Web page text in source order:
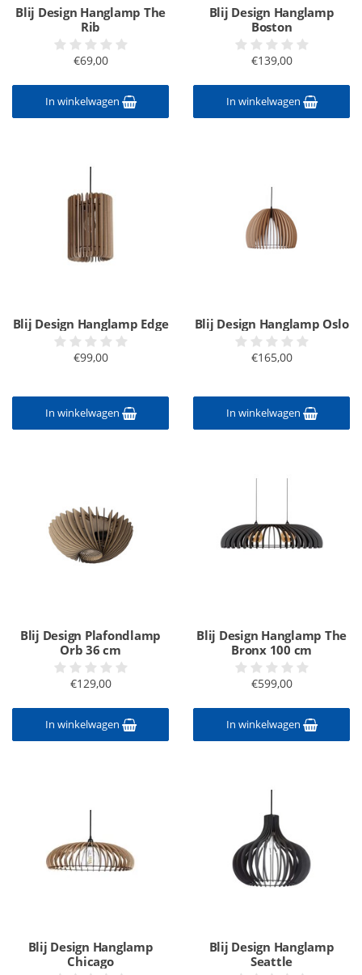
Blij Design Hanglamp The
Rib
€69,00
In winkelwagen
Blij Design Hanglamp
Boston
€139,00
In winkelwagen
Blij Design Hanglamp Edge
€99,00
In winkelwagen
Blij Design Hanglamp Oslo
€165,00
In winkelwagen
Blij Design Plafondlamp
Orb 36 cm
€129,00
In winkelwagen
Blij Design Hanglamp The
Bronx 100 cm
€599,00
In winkelwagen
Blij Design Hanglamp
Chicago
Blij Design Hanglamp
Seattle